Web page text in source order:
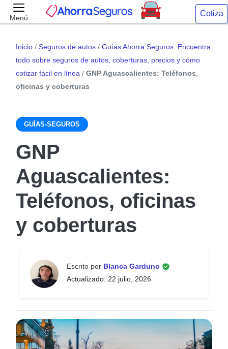
Menú Cotiza
Inicio / Seguros de autos / Guías Ahorra Seguros: Encuentra
todo sobre seguros de autos, coberturas, precios y cómo
cotizar fácil en línea / GNP Aguascalientes: Teléfonos,
oficinas y coberturas
GUÍAS-SEGUROS
GNP
Aguascalientes:
Teléfonos, oficinas
y coberturas
Escrito por Blanca Garduno
Actualizado: 22 julio, 2026